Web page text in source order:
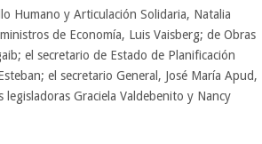
Humano y Articulación Solidaria, Natalia
de Economía, Luis Vaisberg; de Obras
el secretario de Estado de Planificación
el secretario General, José María Apud,
legisladoras Graciela Valdebenito y Nancy